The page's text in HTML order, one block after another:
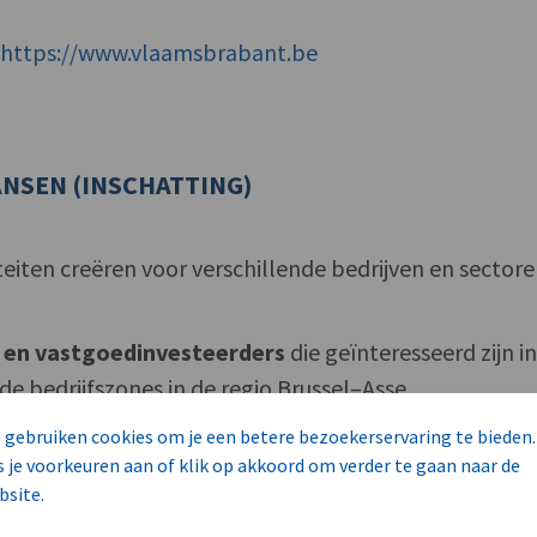
gebruiken cookies om je een betere bezoekerservaring te bieden.
je voorkeuren aan of klik op akkoord om verder te gaan naar de
https://www.vlaamsbrabant.be
(INSCHATTING)
creëren voor verschillende bedrijven en
vastgoedinvesteerders die geïnteresseerd zijn in
bedrijfszones in de regio Brussel–Asse.
voor de ontwikkeling of
en gemeenschapsvoorzieningen.